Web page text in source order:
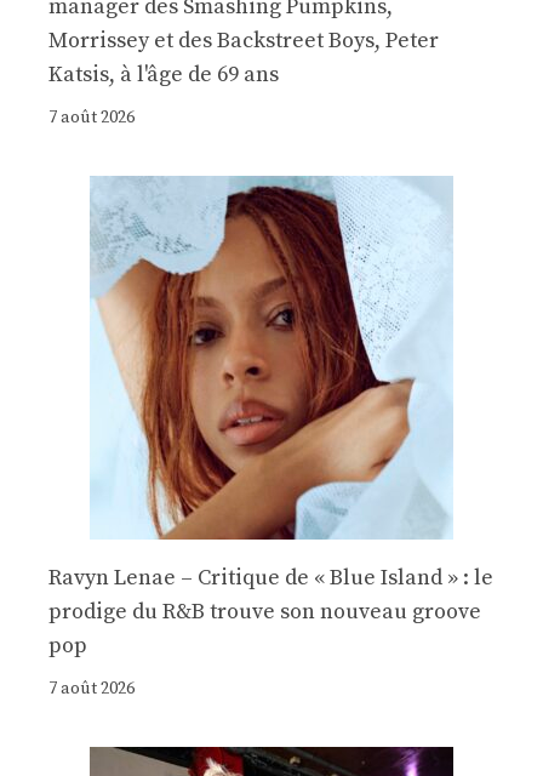
manager des Smashing Pumpkins,
Morrissey et des Backstreet Boys, Peter
Katsis, à l'âge de 69 ans
7 août 2026
Ravyn Lenae – Critique de « Blue Island » : le
prodige du R&B trouve son nouveau groove
pop
7 août 2026